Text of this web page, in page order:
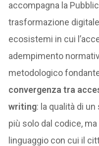
accompagna la
trasformazione
ecosistemi in cui
adempimento
metodologico
convergenza tra
writing: la qualità di
più solo dal codice,
linguaggio con cui il